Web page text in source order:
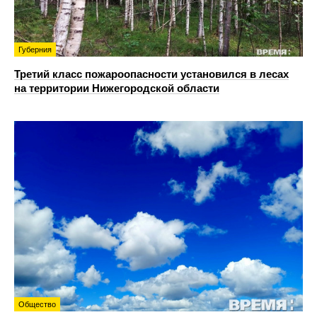
Губерния
Третий класс пожароопасности установился в лесах
на территории Нижегородской области
Общество